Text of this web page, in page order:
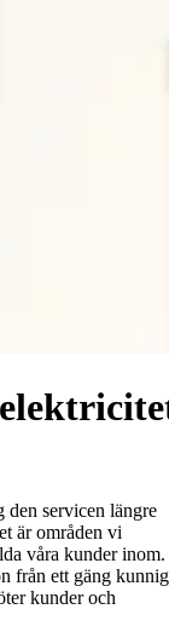
den servicen längre
är områden vi
våra kunder inom.
från ett gäng
kunder och